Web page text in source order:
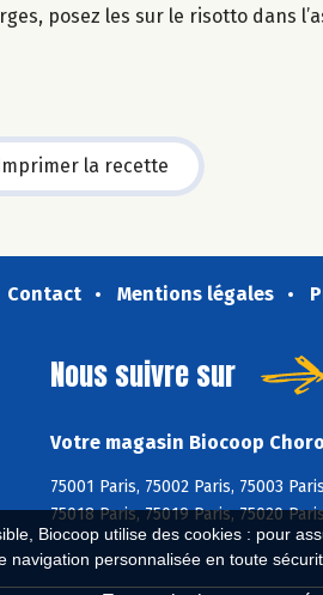
Biocoop utilise des cookies : pour
navigation personnalisée en toute
posez les sur le risotto dans
la recette
Contact Mentions légales
Nous suivre sur
Votre magasin Biocoop
75001 Paris, 75002 Paris, 75003
75018 Paris, 75019 Paris, 75020